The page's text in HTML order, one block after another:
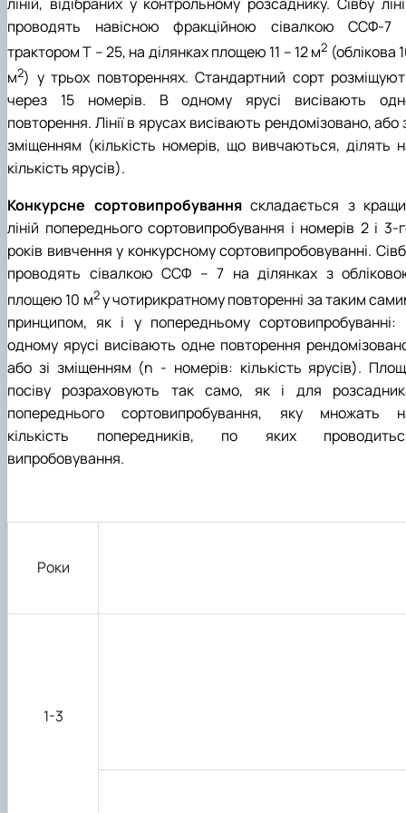
проводять навісною фракційною сівалкою ССФ-7
трактором Т – 25, на ділянках площею 11 – 12 м2 (облікова
м2) у трьох повтореннях. Стандартний сорт
через 15 номерів. В одному ярусі висівають
повторення. Лінії в ярусах висівають рендомізовано, або
зміщенням (кількість номерів, що вивчаються, ділять
кількість ярусів).
Конкурсне сортовипробуванняскладається з
ліній попереднього сортовипробування і номерів 2 і 3-
років вивчення у конкурсному сортовипробовуванні.
проводять сівалкою ССФ – 7 на ділянках з
площею 10 м2у чотирикратному повторенні за таким
принципом, як і у попередньому сортовипробуванні:
одному ярусі висівають одне повторення
або зі зміщенням (n - номерів: кількість ярусів).
посіву розраховують так само, як і для
попереднього сортовипробування, яку множать
кількість попередників, по яких
випробовування.
Роки
1-3